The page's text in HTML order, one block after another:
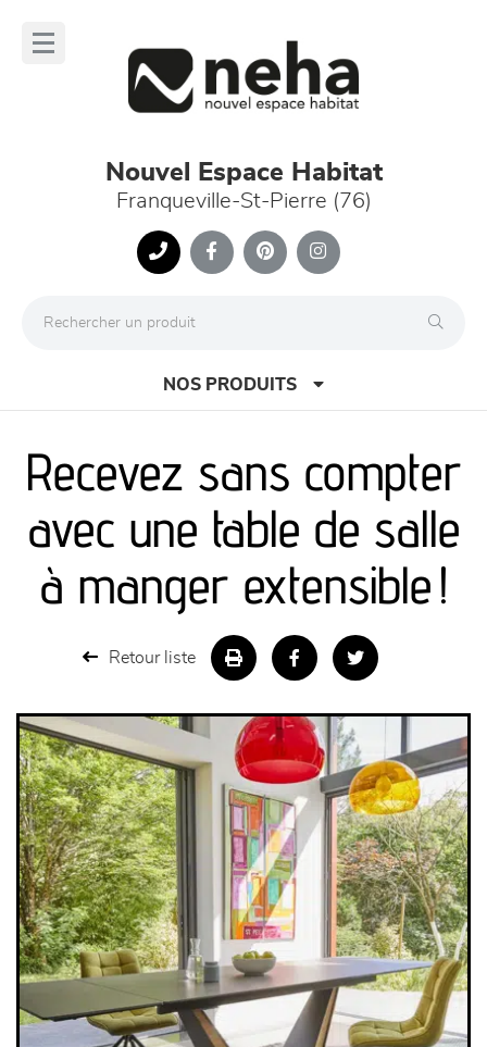
Nouvel Espace Habitat
Franqueville-St-Pierre (76)
NOS PRODUITS
canapés et fauteuils
séjours
meubles de complément
chambres et dressing
literie
décoration
Recevez sans compter
avec une table de salle
à manger extensible !
Retour liste